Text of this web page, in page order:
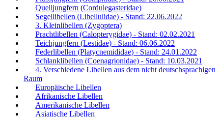
Quelljungfern (Cordulegasteridae)
Segellibellen (Libellulidae) - Stand: 22.06.2022
3. Kleinlibellen (Zygoptera)
Prachtlibellen (Calopterygidae) - Stand: 02.02.2021
Teichjungfern (Lestidae) - Stand: 06.06.2022
Federlibellen (Platycnemididae) - Stand: 24.01.2022
Schlanklibellen (Coenagrionidae) - Stand: 10.03.2021
4. Verschiedene Libellen aus dem nicht deutschsprachigen
Raum
Europäische Libellen
Afrikanische Libellen
Amerikanische Libellen
Asiatische Libellen